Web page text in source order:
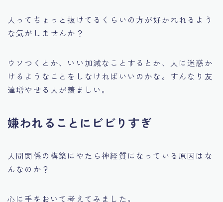
人ってちょっと抜けてるくらいの方が好かれれるよう
な気がしませんか？
ウソつくとか、いい加減なことするとか、人に迷惑か
けるようなことをしなければいいのかな。すんなり友
達増やせる人が羨ましい。
嫌われることにビビりすぎ
人間関係の構築にやたら神経質になっている原因はな
んなのか？
心に手をおいて考えてみました。